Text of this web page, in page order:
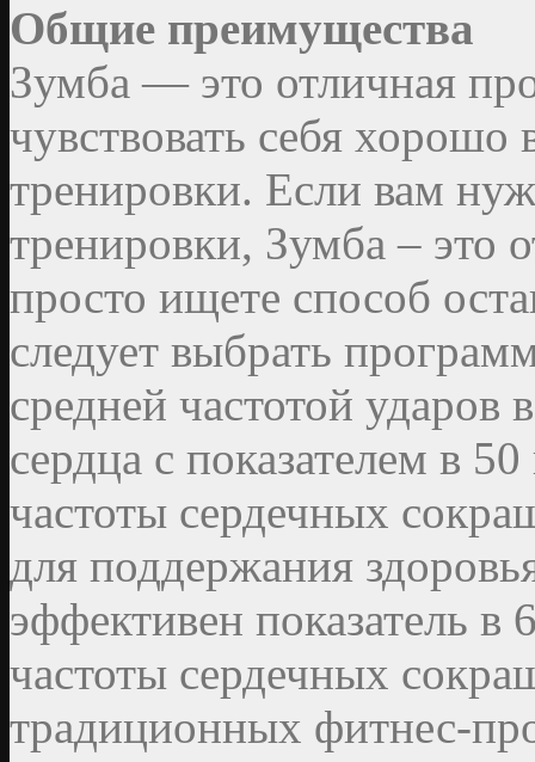
Общие преимущества
Зумба — это отличная
чувствовать себя
тренировки. Если вам
тренировки, Зумба – это
просто ищете способ
следует выбрать
средней частотой ударов
сердца с показателем в
частоты сердечных
для поддержания
эффективен показатель
частоты сердечных
традиционных фитнес-